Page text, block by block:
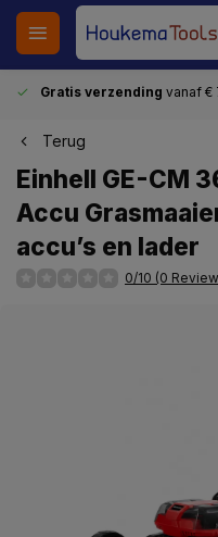
Gratis verzending vanaf €
Terug
Einhell GE-CM
Accu
accu’s en lader
0/10 (0